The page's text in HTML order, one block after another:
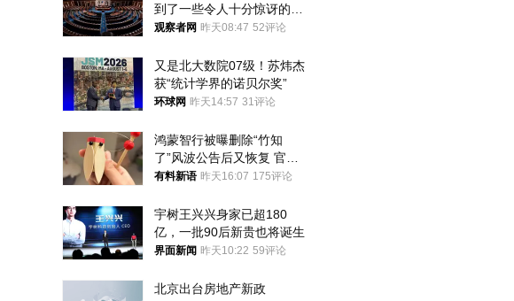
到了一些令人十分惊讶的消
息
观察者网 昨天08:47 52评论
又是北大数院07级！苏炜杰
获“统计学界的诺贝尔奖”
环球网 昨天14:57 31评论
鸿蒙智行被曝删除“竹知
了”风波公告后又恢复 官媒
曾力挺：劝华为要大度的，
有料新语 昨天16:07 175评论
宇树王兴兴身家已超180
亿，一批90后新贵也将诞生
界面新闻 昨天10:22 59评论
北京出台房地产新政